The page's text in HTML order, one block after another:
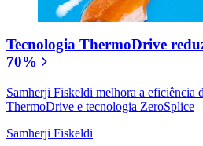
Tecnologia ThermoDrive
70%
Samherji Fiskeldi melhora a eficiência
ThermoDrive e tecnologia ZeroSplice
Samherji Fiskeldi